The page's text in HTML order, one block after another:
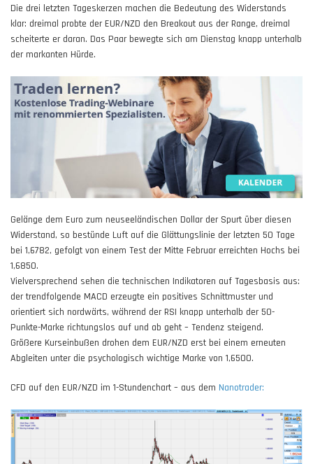
Die drei letzten Tageskerzen machen die Bedeutung des Widerstands
klar: dreimal probte der EUR/NZD den Breakout aus der Range, dreimal
scheiterte er daran. Das Paar bewegte sich am Dienstag knapp unterhalb
der markanten Hürde.
Gelänge dem Euro zum neuseeländischen Dollar der Spurt über diesen
Widerstand, so bestünde Luft auf die Glättungslinie der letzten 50 Tage
bei 1,6782, gefolgt von einem Test der Mitte Februar erreichten Hochs bei
1,6850.
Vielversprechend sehen die technischen Indikatoren auf Tagesbasis aus:
der trendfolgende MACD erzeugte ein positives Schnittmuster und
orientiert sich nordwärts, während der RSI knapp unterhalb der 50-
Punkte-Marke richtungslos auf und ab geht – Tendenz steigend.
Größere Kurseinbußen drohen dem EUR/NZD erst bei einem erneuten
Abgleiten unter die psychologisch wichtige Marke von 1,6500.
CFD auf den EUR/NZD im 1-Stundenchart – aus dem Nanotrader: